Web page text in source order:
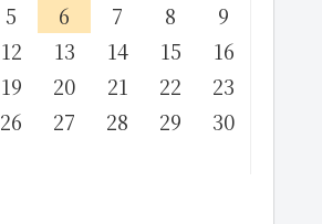
5 6 7 8
9
12 13 14 15
16
19 20 21 22
23
26 27 28 29
30